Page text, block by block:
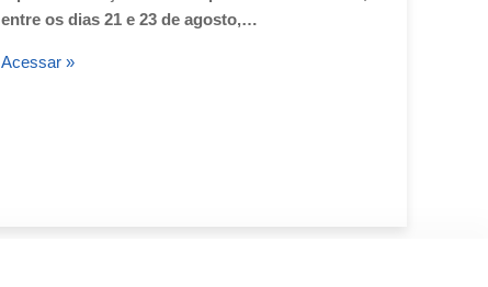
entre os dias 21 e 23 de agosto,…
Acessar »